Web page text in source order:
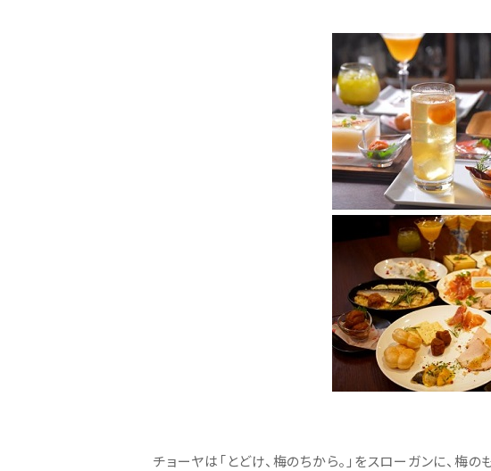
チョーヤは「とどけ、梅のちから。」をスローガンに、